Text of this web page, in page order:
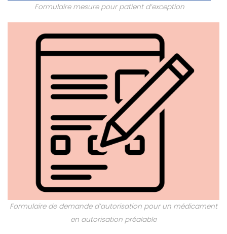
Formulaire mesure pour patient d’exception
Formulaire de demande d’autorisation pour un médicament
en autorisation préalable